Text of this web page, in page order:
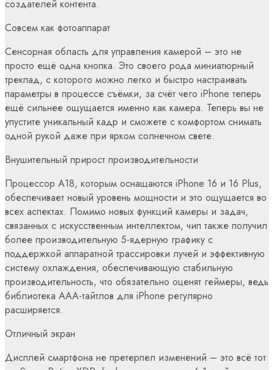
создателей контента.
Совсем как фотоаппарат
Сенсорная область для управления камерой – это не
просто ещё одна кнопка. Это своего рода миниатюрный
трекпад, с которого можно легко и быстро настраивать
параметры в процессе съёмки, за счёт чего iPhone теперь
ещё сильнее ощущается именно как камера. Теперь вы не
упустите уникальный кадр и сможете с комфортом снимать
одной рукой даже при ярком солнечном свете.
Внушительный прирост производительности
Процессор A18, которым оснащаются iPhone 16 и 16 Plus,
обеспечивает новый уровень мощности и это ощущается во
всех аспектах. Помимо новых функций камеры и задач,
связанных с искусственным интеллектом, чип также получил
более производительную 5-ядерную графику с
поддержкой аппаратной трассировки лучей и эффективную
систему охлаждения, обеспечивающую стабильную
производительность, что обязательно оценят геймеры, ведь
библиотека ААА-тайтлов для iPhone регулярно
расширяется.
Отличный экран
Дисплей смартфона не претерпел изменений – это всё тот